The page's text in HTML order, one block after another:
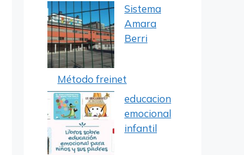
Sistema
Amara
Berri
Método freinet
educacion
emocional
infantil